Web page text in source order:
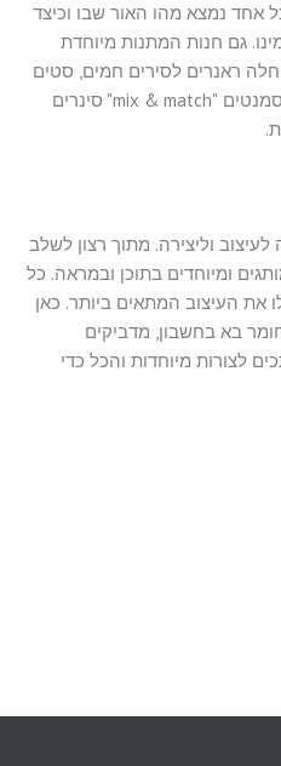
אחד נמצא מהו האור שבו וכיצד
גם חנות המתנות מיוחדת
חלה ראנרים לסירים חמים, סטים
תואמים - מתנה לכל מטרה, פלייסמנטים "mix & match" סינרים
וליצירה. מתוך רצון לשלב
ומיוחדים בתוכן ובמראה. כל
את העיצוב המתאים ביותר. כאן
בא בחשבון, מדביקים
לצורות מיוחדות והכל כדי